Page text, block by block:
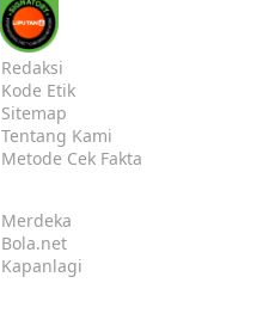
Redaksi
Kode Etik
Sitemap
Tentang Kami
Metode Cek Fakta
Merdeka
Bola.net
Kapanlagi